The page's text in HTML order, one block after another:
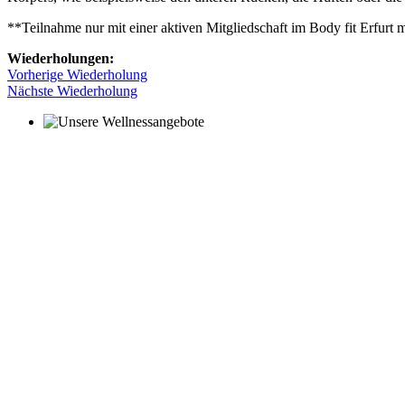
**Teilnahme nur mit einer aktiven Mitgliedschaft im Body fit Erfurt
Wiederholungen:
Vorherige Wiederholung
Nächste Wiederholung